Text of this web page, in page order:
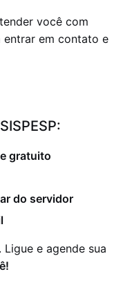
você com
entrar em contato e
gratuito
do servidor
e agende sua